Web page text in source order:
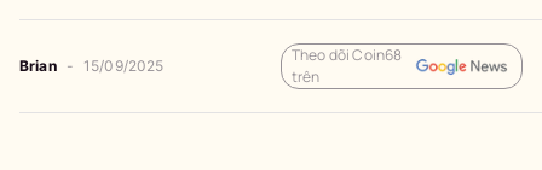
Brian - 15/09/2025
Theo dõi Coin68
trên